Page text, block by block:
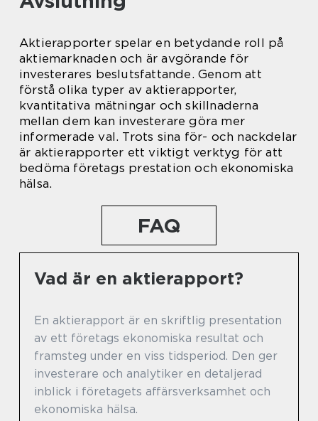
Aktierapporter spelar en betydande roll på
aktiemarknaden och är avgörande för
investerares beslutsfattande. Genom att
förstå olika typer av aktierapporter,
kvantitativa mätningar och skillnaderna
mellan dem kan investerare göra mer
informerade val. Trots sina för- och nackdelar
är aktierapporter ett viktigt verktyg för att
bedöma företags prestation och ekonomiska
hälsa.
FAQ
Vad är en aktierapport?
En aktierapport är en skriftlig presentation
av ett företags ekonomiska resultat och
framsteg under en viss tidsperiod. Den ger
investerare och analytiker en detaljerad
inblick i företagets affärsverksamhet och
ekonomiska hälsa.